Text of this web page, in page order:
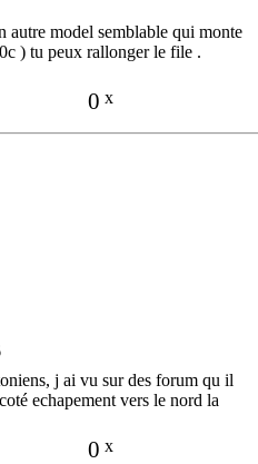
model semblable qui monte
) tu peux rallonger le file .
0 x
j ai vu sur des forum qu il
echapement vers le nord la
0 x